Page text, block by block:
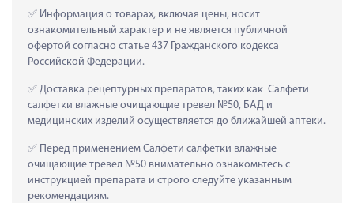
Информация о товарах, включая цены, носит
ознакомительный характер и не является публичной
офертой согласно статье 437 Гражданского кодекса
Российской Федерации.
Доставка рецептурных препаратов, таких как  Салфети
салфетки влажные очищающие тревел №50, БАД и
медицинских изделий осуществляется до ближайшей аптеки.
Перед применением Салфети салфетки влажные
очищающие тревел №50 внимательно ознакомьтесь с
инструкцией препарата и строго следуйте указанным
рекомендациям.